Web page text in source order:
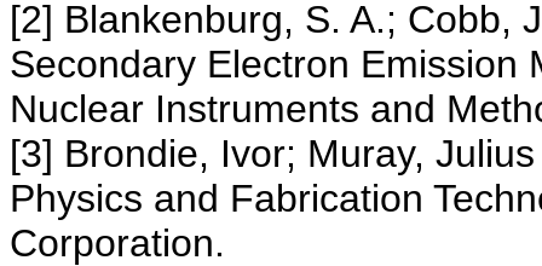
[2] Blankenburg, S. A.; Cobb,
Secondary Electron Emission
Nuclear Instruments and
[3] Brondie, Ivor; Muray,
Physics and Fabrication
Corporation.